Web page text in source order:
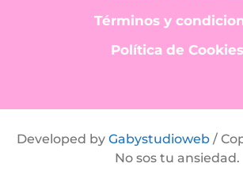
Términos y
Política de Cookies
Developed by Gabystudioweb/
No sos tu ansiedad.